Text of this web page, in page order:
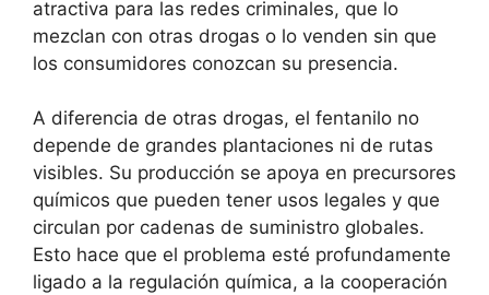
atractiva para las redes criminales, que lo
mezclan con otras drogas o lo venden sin que
los consumidores conozcan su presencia.
A diferencia de otras drogas, el fentanilo no
depende de grandes plantaciones ni de rutas
visibles. Su producción se apoya en precursores
químicos que pueden tener usos legales y que
circulan por cadenas de suministro globales.
Esto hace que el problema esté profundamente
ligado a la regulación química, a la cooperación